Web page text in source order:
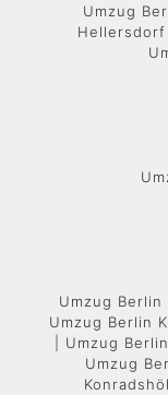
Umzug
Hellersdorf
Umzug Berlin
Umzug Berlin
| Umzug
Umzug